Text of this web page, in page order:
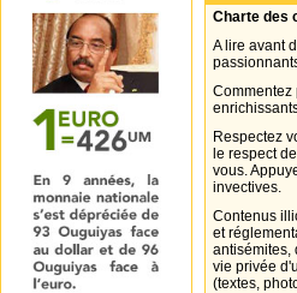
Charte des
A lire avant
Commentez
Respectez
le respect
vous.
invectives.
Contenus
et
antisémites,
vie privée
(textes,